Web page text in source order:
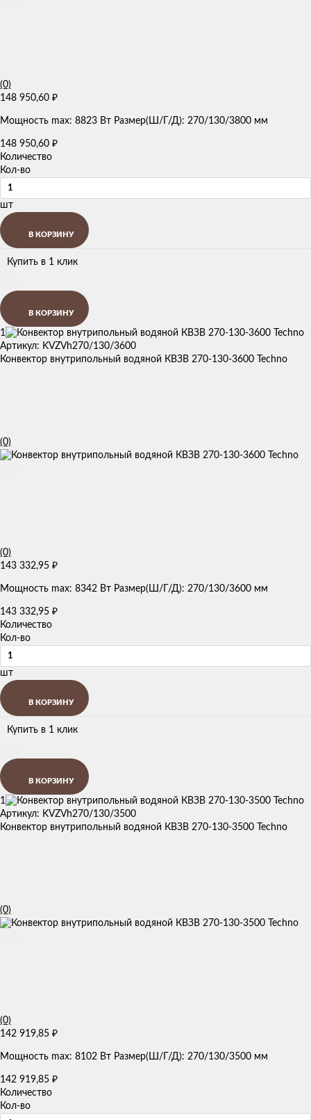
(0)
148 950,60 ₽
Мощность max: 8823 Вт Размер(Ш/Г/Д): 270/130/3800 мм
148 950,60 ₽
Количество
Кол-во
шт
В КОРЗИНУ
Купить в 1 клик
В КОРЗИНУ
1
Артикул: KVZVh270/130/3600
Конвектор внутрипольный водяной КВЗВ 270-130-3600 Techno
(0)
(0)
143 332,95 ₽
Мощность max: 8342 Вт Размер(Ш/Г/Д): 270/130/3600 мм
143 332,95 ₽
Количество
Кол-во
шт
В КОРЗИНУ
Купить в 1 клик
В КОРЗИНУ
1
Артикул: KVZVh270/130/3500
Конвектор внутрипольный водяной КВЗВ 270-130-3500 Techno
(0)
(0)
142 919,85 ₽
Мощность max: 8102 Вт Размер(Ш/Г/Д): 270/130/3500 мм
142 919,85 ₽
Количество
Кол-во